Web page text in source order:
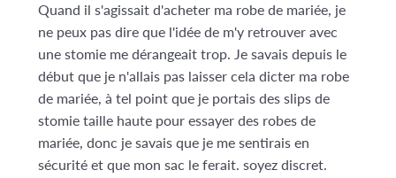
Quand il s'agissait d'acheter ma robe de mariée, je
ne peux pas dire que l'idée de m'y retrouver avec
une stomie me dérangeait trop. Je savais depuis le
début que je n'allais pas laisser cela dicter ma robe
de mariée, à tel point que je portais des slips de
stomie taille haute pour essayer des robes de
mariée, donc je savais que je me sentirais en
sécurité et que mon sac le ferait. soyez discret.